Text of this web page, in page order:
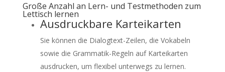
Große Anzahl an Lern- und Testmethoden zum
Lettisch lernen
Ausdruckbare Karteikarten
Sie können die Dialogtext-Zeilen, die Vokabeln
sowie die Grammatik-Regeln auf Karteikarten
ausdrucken, um flexibel unterwegs zu lernen.